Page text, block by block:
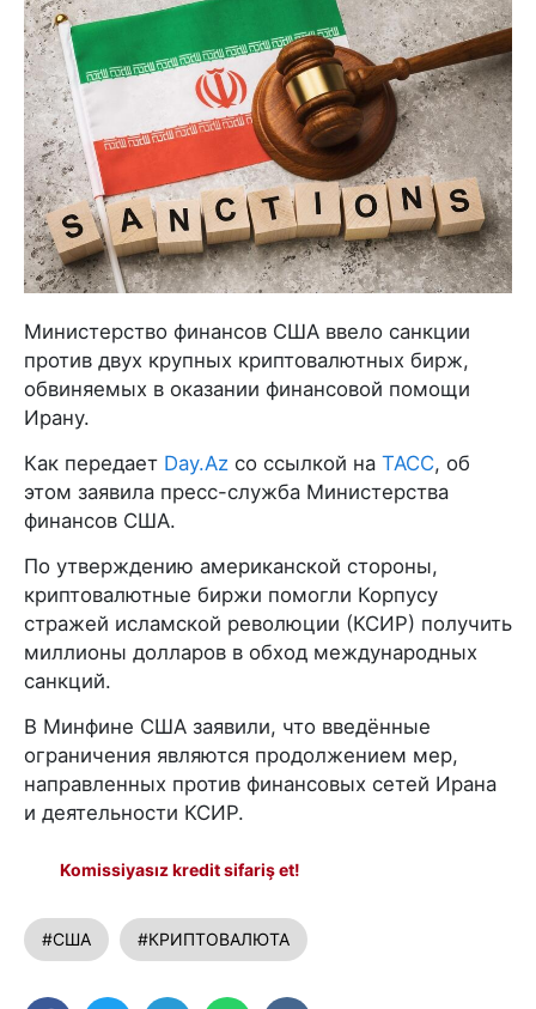
Министерство финансов США ввело санкции
против двух крупных криптовалютных бирж,
обвиняемых в оказании финансовой помощи
Ирану.
Как передает Day.Az со ссылкой на ТАСС, об
этом заявила пресс-служба Министерства
финансов США.
По утверждению американской стороны,
криптовалютные биржи помогли Корпусу
стражей исламской революции (КСИР) получить
миллионы долларов в обход международных
санкций.
В Минфине США заявили, что введённые
ограничения являются продолжением мер,
направленных против финансовых сетей Ирана
и деятельности КСИР.
Komissiyasız kredit sifariş et!
#США #КРИПТОВАЛЮТА